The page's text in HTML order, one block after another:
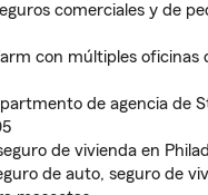
comerciales y de
con múltiples oficinas
de agencia de
de vivienda en
de auto, seguro de